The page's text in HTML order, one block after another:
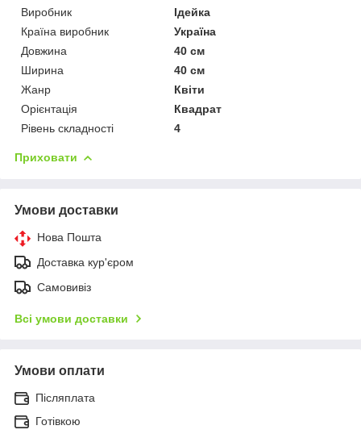
Виробник
Ідейка
Країна виробник
Україна
Довжина
40 см
Ширина
40 см
Жанр
Квіти
Орієнтація
Квадрат
Рівень складності
4
Приховати
Умови доставки
Нова Пошта
Доставка кур'єром
Самовивіз
Всі умови доставки
Умови оплати
Післяплата
Готівкою